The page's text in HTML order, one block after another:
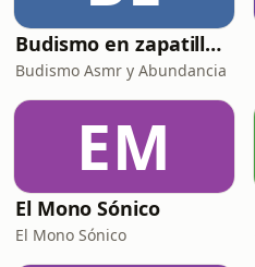
Budismo en zapatillas, El budismo sin sermones
Budismo Asmr y Abundancia
EM
El Mono Sónico
El Mono Sónico